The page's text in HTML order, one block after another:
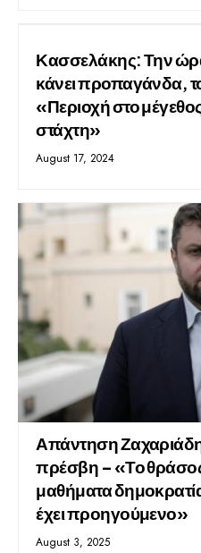
Κασσελάκης: Την
κάνει προπαγάνδα,
«Περιοχή στο
στάχτη»
August 17, 2024
Απάντηση
πρέσβη – «Το θράσος
μαθήματα
έχει προηγούμενο»
August 3, 2025